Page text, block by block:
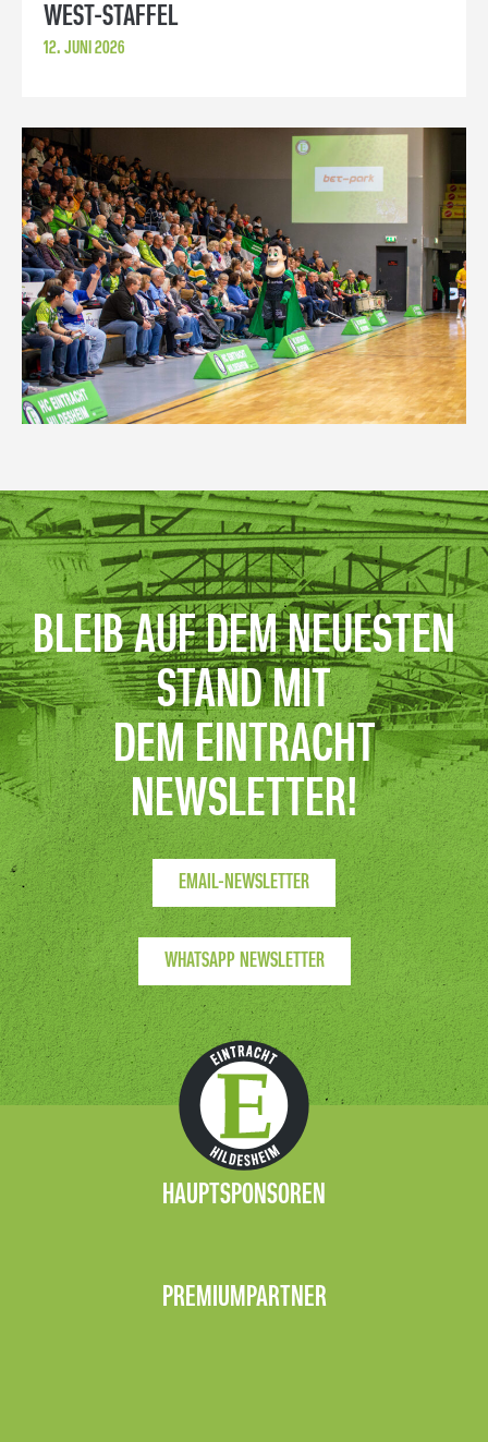
WEST-STAFFEL
12. JUNI 2026
BLEIB AUF DEM NEUESTEN
STAND MIT
DEM EINTRACHT
NEWSLETTER!
EMAIL-NEWSLETTER
WHATSAPP NEWSLETTER
HAUPTSPONSOREN
PREMIUMPARTNER